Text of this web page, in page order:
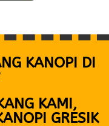
KANOPI DI
KAMI,
GRESIK